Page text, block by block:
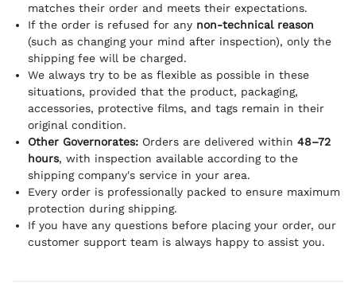
matches their order and meets their expectations.
If the order is refused for any non-technical reason
(such as changing your mind after inspection), only the
shipping fee will be charged.
We always try to be as flexible as possible in these
situations, provided that the product, packaging,
accessories, protective films, and tags remain in their
original condition.
Other Governorates: Orders are delivered within 48–72
hours, with inspection available according to the
shipping company's service in your area.
Every order is professionally packed to ensure maximum
protection during shipping.
If you have any questions before placing your order, our
customer support team is always happy to assist you.